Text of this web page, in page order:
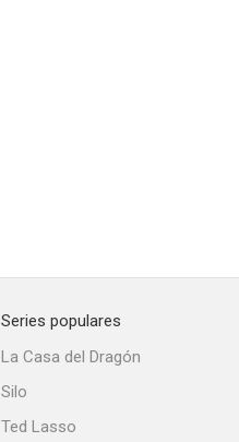
Series populares
La Casa del Dragón
Silo
Ted Lasso